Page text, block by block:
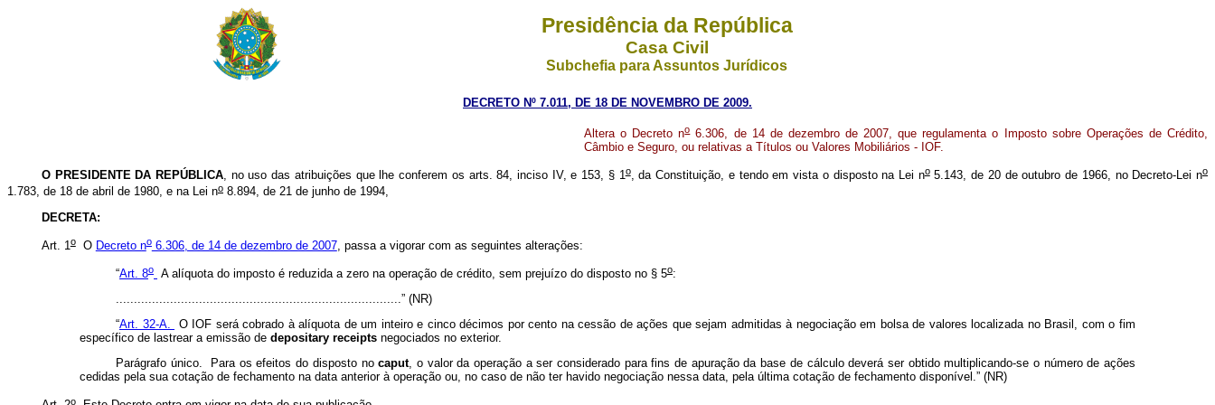
Presidência da República
Casa Civil
Subchefia para Assuntos Jurídicos
DECRETO Nº 7.011, DE 18 DE NOVEMBRO DE 2009.
Altera o Decreto no 6.306, de 14 de dezembro de 2007, que regulamenta o Imposto sobre Operações de Crédito,
Câmbio e Seguro, ou relativas a Títulos ou Valores Mobiliários - IOF.
O PRESIDENTE DA REPÚBLICA, no uso das atribuições que lhe conferem os arts. 84, inciso IV, e 153, § 1o, da Constituição, e tendo em vista o disposto na Lei no5.143, de 20 de outubro de 1966, no Decreto-Lei no
1.783, de 18 de abril de 1980, e na Lei no 8.894, de 21 de junho de 1994,
DECRETA:
Art. 1oO Decreto no6.306, de 14 de dezembro de 2007, passa a vigorar com as seguintes alterações:
“Art. 8o A alíquota do imposto é reduzida a zero na operação de crédito, sem prejuízo do disposto no § 5o:
...............................................................................” (NR)
“Art. 32-A.
O IOF será cobrado à alíquota de um inteiro e cinco décimos por cento na cessão de ações que sejam admitidas à negociação em bolsa de valores localizada no Brasil, com o fim
específico de lastrear a emissão de depositary receipts negociados no exterior.
Parágrafo único. Para os efeitos do disposto nocaput, o valor da operação a ser considerado para fins de apuração da base de cálculo deverá ser obtido multiplicando-se o número de ações
cedidas pela sua cotação de fechamento na data anterior à operação ou, no caso de não ter havido negociação nessa data, pela última cotação de fechamento disponível.” (NR)
o